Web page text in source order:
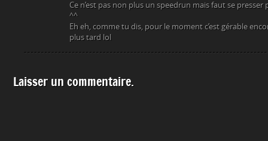
Ce n’est pas non plus un speedrun mais faut se
^^
Eh eh, comme tu dis, pour le moment c’est gérable
plus tard lol
Laisser un commentaire.